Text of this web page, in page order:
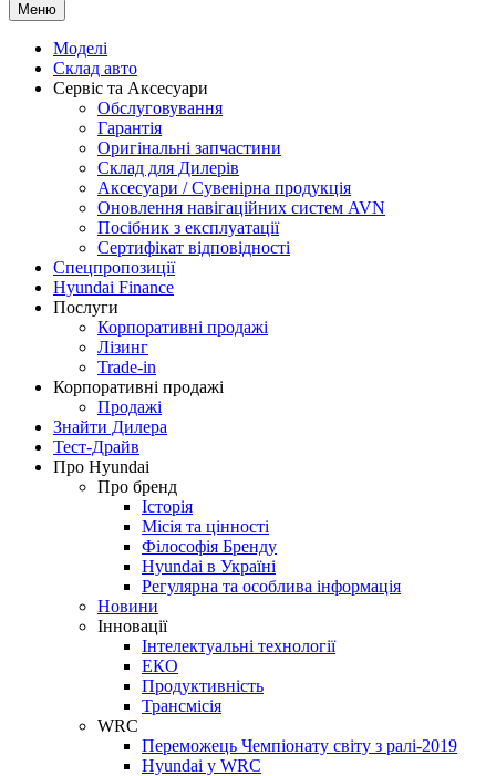
Меню
Моделі
Склад авто
Сервіс та Аксесуари
Обслуговування
Гарантія
Оригінальні запчастини
Склад для Дилерів
Аксесуари / Сувенірна продукція
Оновлення навігаційних систем AVN
Посібник з експлуатації
Сертифікат відповідності
Спецпропозиції
Hyundai Finance
Послуги
Корпоративні продажі
Лізинг
Trade-in
Корпоративні продажі
Продажі
Знайти Дилера
Тест-Драйв
Про Hyundai
Про бренд
Історія
Місія та цінності
Філософія Бренду
Hyundai в Україні
Регулярна та особлива інформація
Новини
Інновації
Інтелектуальні технології
ЕКО
Продуктивність
Трансмісія
WRC
Переможець Чемпіонату світу з ралі-2019
Hyundai у WRC